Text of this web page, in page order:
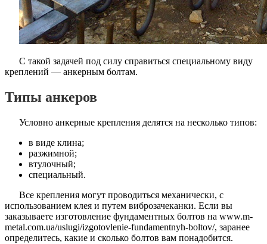
С такой задачей под силу справиться специальному виду
креплений — анкерным болтам.
Типы анкеров
Условно анкерные крепления делятся на несколько типов:
в виде клина;
разжимной;
втулочный;
специальный.
Все крепления могут проводиться механически, с
использованием клея и путем виброзачеканки. Если вы
заказываете изготовление фундаментных болтов на www.m-
metal.com.ua/uslugi/izgotovlenie-fundamentnyh-boltov/, заранее
определитесь, какие и сколько болтов вам понадобится.